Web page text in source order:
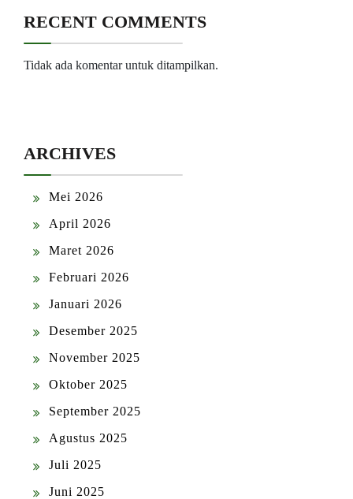
RECENT COMMENTS
Tidak ada komentar untuk ditampilkan.
ARCHIVES
Mei 2026
April 2026
Maret 2026
Februari 2026
Januari 2026
Desember 2025
November 2025
Oktober 2025
September 2025
Agustus 2025
Juli 2025
Juni 2025